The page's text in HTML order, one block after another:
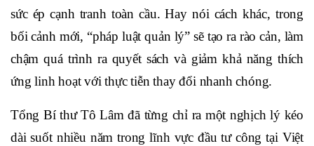
sức ép cạnh tranh toàn cầu. Hay nói cách khác, trong
bối cảnh mới, “pháp luật quản lý” sẽ tạo ra rào cản, làm
chậm quá trình ra quyết sách và giảm khả năng thích
ứng linh hoạt với thực tiễn thay đổi nhanh chóng.
Tổng Bí thư Tô Lâm đã từng chỉ ra một nghịch lý kéo
dài suốt nhiều năm trong lĩnh vực đầu tư công tại Việt